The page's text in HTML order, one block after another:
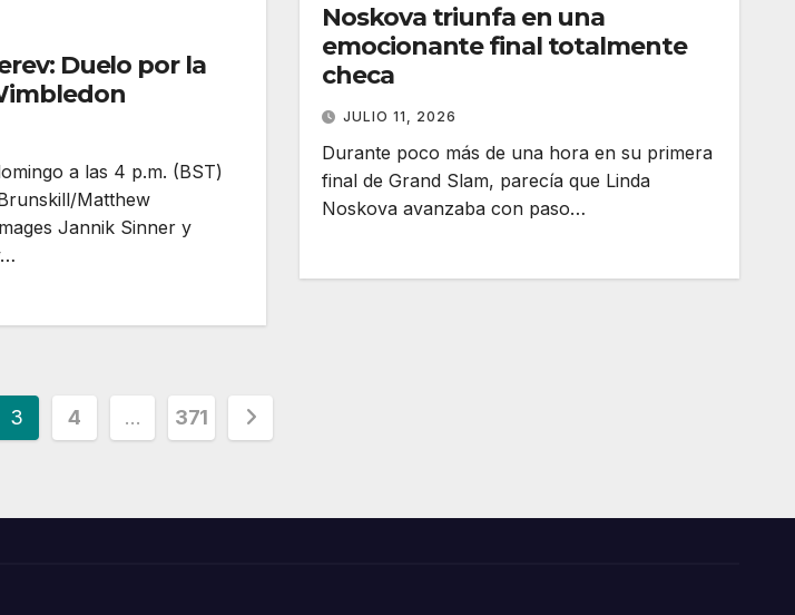
Duelo por la
a las 4 p.m. (BST)
Matthew
Jannik Sinner y
Noskova triunfa en una
emocionante final totalmente
checa
JULIO 11, 2026
Durante poco más de una hora en su primera
final de Grand Slam, parecía que Linda
Noskova avanzaba con paso…
3 4 … 371